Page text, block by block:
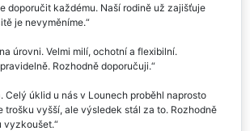
doporučit každému. Naší rodině už zajišťuje
je nevyměníme.
úrovni. Velmi milí, ochotní a flexibilní.
Rozhodně doporučuji.
Celý úklid u nás v Lounech proběhl naprosto
trošku vyšší, ale výsledek stál za to. Rozhodně
vyzkoušet.